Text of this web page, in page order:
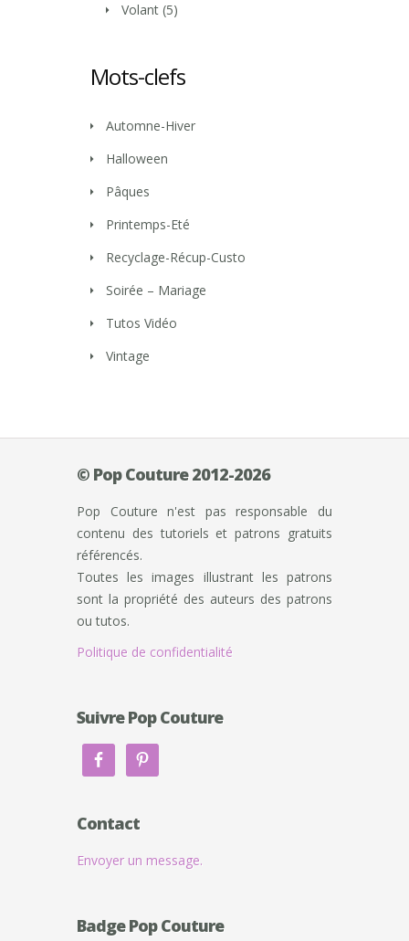
Volant (5)
Mots-clefs
Automne-Hiver
Halloween
Pâques
Printemps-Eté
Recyclage-Récup-Custo
Soirée – Mariage
Tutos Vidéo
Vintage
© Pop Couture 2012-2026
Pop Couture n'est pas responsable du
contenu des tutoriels et patrons gratuits
référencés.
Toutes les images illustrant les patrons
sont la propriété des auteurs des patrons
ou tutos.
Politique de confidentialité
Suivre Pop Couture
Contact
Envoyer un message.
Badge Pop Couture